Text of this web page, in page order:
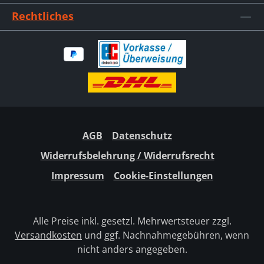
Rechtliches
AGB
Datenschutz
Widerrufsbelehrung / Widerrufsrecht
Impressum
Cookie-Einstellungen
Alle Preise inkl. gesetzl. Mehrwertsteuer zzgl.
Versandkosten und ggf. Nachnahmegebühren, wenn
nicht anders angegeben.